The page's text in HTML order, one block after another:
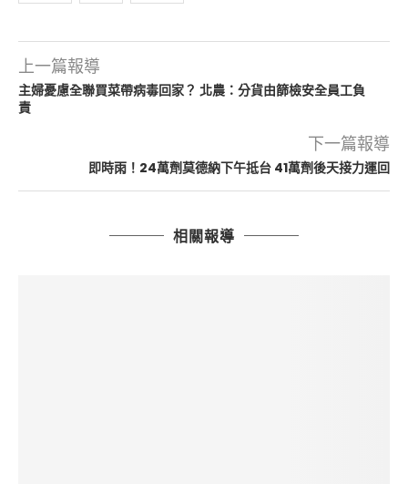
上一篇報導
主婦憂慮全聯買菜帶病毒回家？ 北農：分貨由篩檢安全員工負
責
下一篇報導
即時雨！24萬劑莫德納下午抵台 41萬劑後天接力運回
相關報導